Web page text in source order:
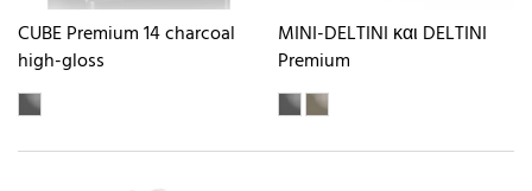
CUBE Premium 14 charcoal
high-gloss
MINI-DELTINI και DELTINI
Premium